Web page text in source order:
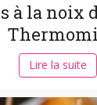
à la noix
Lire la suite